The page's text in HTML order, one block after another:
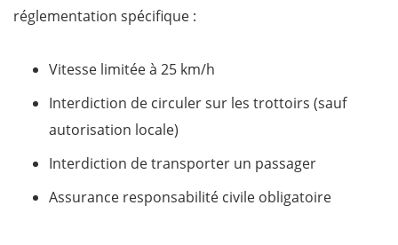
réglementation spécifique :
Vitesse limitée à 25 km/h
Interdiction de circuler sur les trottoirs (sauf
autorisation locale)
Interdiction de transporter un passager
Assurance responsabilité civile obligatoire